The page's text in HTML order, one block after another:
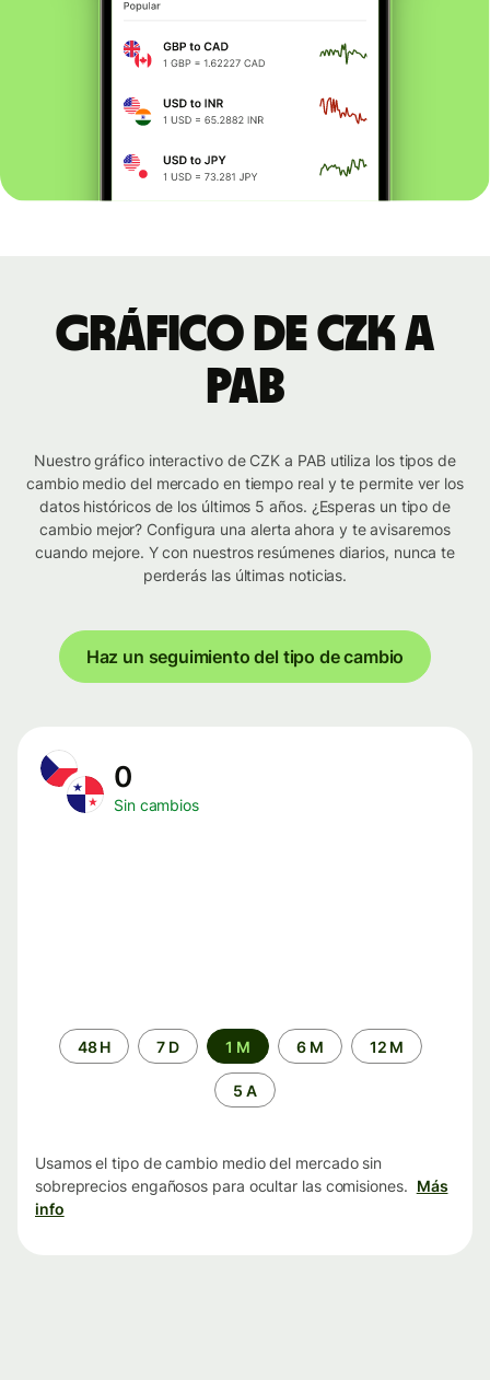
Gráfico de CZK a
PAB
Nuestro gráfico interactivo de CZK a PAB utiliza los tipos de
cambio medio del mercado en tiempo real y te permite ver los
datos históricos de los últimos 5 años. ¿Esperas un tipo de
cambio mejor? Configura una alerta ahora y te avisaremos
cuando mejore. Y con nuestros resúmenes diarios, nunca te
perderás las últimas noticias.
Haz un seguimiento del tipo de cambio
0
Sin cambios
Periodo48 H 7 D 1 M 6 M 12 M
5 A
Usamos el tipo de cambio medio del mercado sin
sobreprecios engañosos para ocultar las comisiones. Más
info